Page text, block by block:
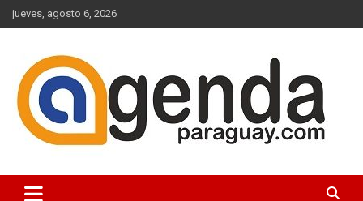
Saltar
al
jueves, agosto 6, 2026
Agenda Paraguay